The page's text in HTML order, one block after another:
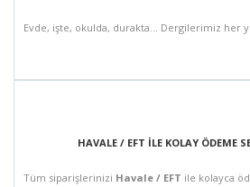
Evde, işte, okulda, durakta... Dergilerimiz her
HAVALE / EFT İLE KOLAY ÖDEME
Tüm siparişlerinizi Havale / EFT ile kolayca